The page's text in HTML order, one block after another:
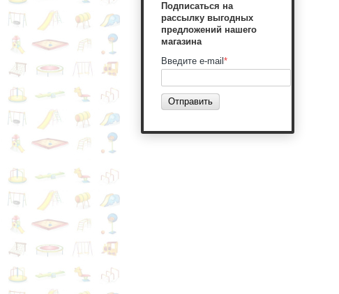
Подписаться на
рассылку выгодных
предложений нашего
магазина
Введите e-mail *
Отправить